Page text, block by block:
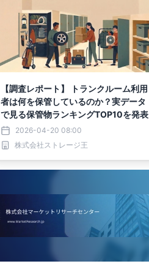
【調査レポート】 トランクルーム利用
者は何を保管しているのか？実データ
で見る保管物ランキングTOP10を発表
2026-04-20 08:00
株式会社ストレージ王